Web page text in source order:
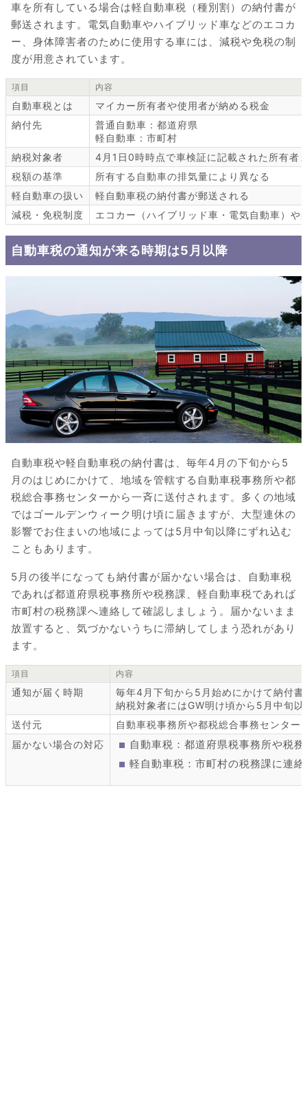
車を所有している場合は軽自動車税（種別割）の納付書が
郵送されます。電気自動車やハイブリッド車などのエコカ
ー、身体障害者のために使用する車には、減税や免税の制
度が用意されています。
項目 内容
自動車税とは
マイカー所有者や使用者が納める税金
納付先
普通自動車：都道府県
軽自動車：市町村
納税対象者
4月1日0時時点で車検証に記載された所有者
税額の基準
所有する自動車の排気量により異なる
軽自動車の扱い
軽自動車税の納付書が郵送される
減税・免税制度
エコカー（ハイブリッド車・電気自動車）や
自動車税の通知が来る時期は5月以降
自動車税や軽自動車税の納付書は、毎年4月の下旬から5
月のはじめにかけて、地域を管轄する自動車税事務所や都
税総合事務センターから一斉に送付されます。多くの地域
ではゴールデンウィーク明け頃に届きますが、大型連休の
影響でお住まいの地域によっては5月中旬以降にずれ込む
こともあります。
5月の後半になっても納付書が届かない場合は、自動車税
であれば都道府県税事務所や税務課、軽自動車税であれば
市町村の税務課へ連絡して確認しましょう。届かないまま
放置すると、気づかないうちに滞納してしまう恐れがあり
ます。
項目 内容
通知が届く時期
毎年4月下旬から5月始めにかけて納付書
納税対象者にはGW明け頃から5月中旬
送付元
自動車税事務所や都税総合事務センター
届かない場合の対応
自動車税：都道府県税事務所や税
軽自動車税：市町村の税務課に連絡